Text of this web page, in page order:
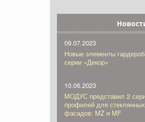
09.07.2023
Новые элементы
серии «Декор»
10.06.2023
МОДУС представил 2
профилей для
фасадов: MZ и MF